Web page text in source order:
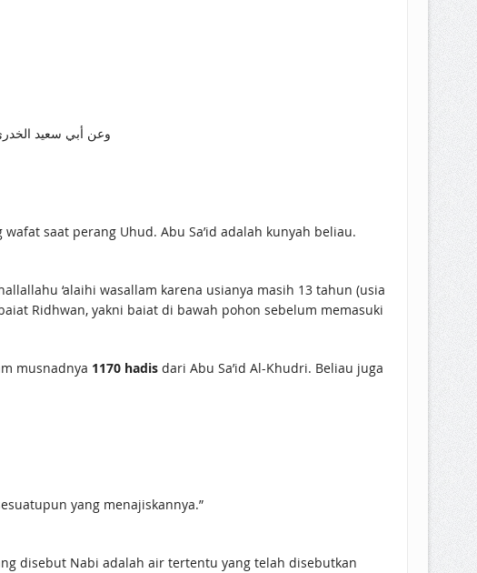
وعن أبي سعيد
‘alaihi wasallam karena usianya masih 13 tahun (usia
Ridhwan, yakni baiat di bawah pohon sebelum memasuki
musnadnya 1170 hadisdari Abu Sa’id Al-Khudri. Beliau juga
yang menajiskannya.”